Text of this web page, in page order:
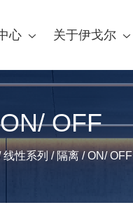
心 关于伊戈尔
ON/ OFF
线性系列 / 隔离 / ON/ OFF